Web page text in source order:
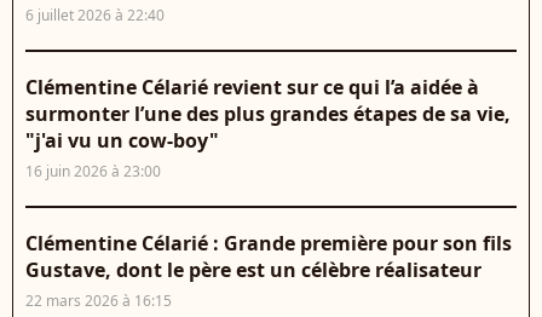
6 juillet 2026 à 22:40
Clémentine Célarié revient sur ce qui l’a aidée à
surmonter l’une des plus grandes étapes de sa vie,
"j'ai vu un cow-boy"
16 juin 2026 à 23:00
Clémentine Célarié : Grande première pour son fils
Gustave, dont le père est un célèbre réalisateur
22 mars 2026 à 16:15